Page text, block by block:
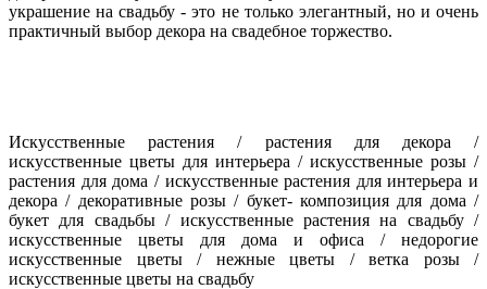
украшение на свадьбу - это не только элегантный, но и очень
практичный выбор декора на свадебное торжество.
Искусственные растения / растения для декора /
искусственные цветы для интерьера / искусственные розы /
растения длядома / искусственные растения для интерьера и
декора / декоративные розы / букет- композиция для дома /
букет для свадьбы / искусственные растения на свадьбу /
искусственные цветы для дома и офиса / недорогие
искусственные цветы / нежные цветы / ветка розы /
искусственные цветы на свадьбу